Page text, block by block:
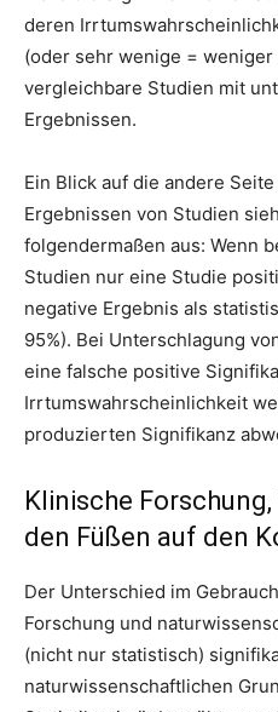
deren
(oder sehr wenige = weniger
vergleichbare Studien mit
Ergebnissen.
Ein Blick auf die andere
Ergebnissen von Studien
folgendermaßen aus: Wenn
Studien nur eine Studie
negative Ergebnis als
95%). Bei Unterschlagung
eine falsche positive
Irrtumswahrscheinlichkeit
produzierten Signifikanz
Klinische
den Füßen auf den
Der Unterschied im
Forschung und
(nicht nur statistisch)
naturwissenschaftlichen